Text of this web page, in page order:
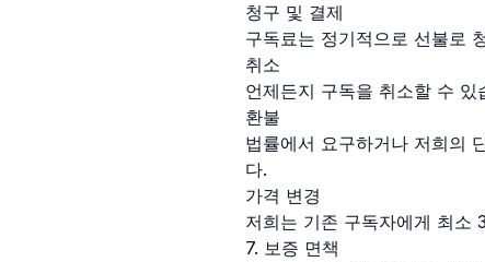
청구 및 결제
구독료는 정기적으로 선불로
취소
언제든지 구독을 취소할 수
환불
법률에서 요구하거나 저희의
다.
가격 변경
저희는 기존 구독자에게 최소
7. 보증 면책